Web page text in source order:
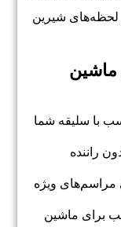
لحظه‌های شیرین
ماشین
با سلیقه شما
راننده
مراسم‌های ویژه
برای ماشین